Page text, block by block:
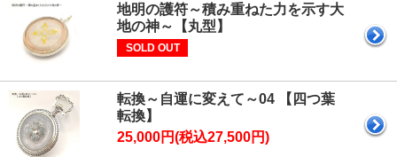
地明の護符～積み重ねた力を示す大
地の神～【丸型】
SOLD OUT
転換～自運に変えて～04 【四つ葉
転換】
25,000円(税込27,500円)